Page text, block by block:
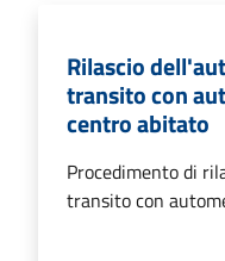
Rilascio
transito con
centro abitato
Procedimento di
transito con